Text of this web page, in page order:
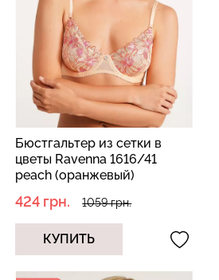
Бюстгальтер из сетки в
цветы Ravenna 1616/41
peach (оранжевый)
424 грн. 1059 грн.
КУПИТЬ